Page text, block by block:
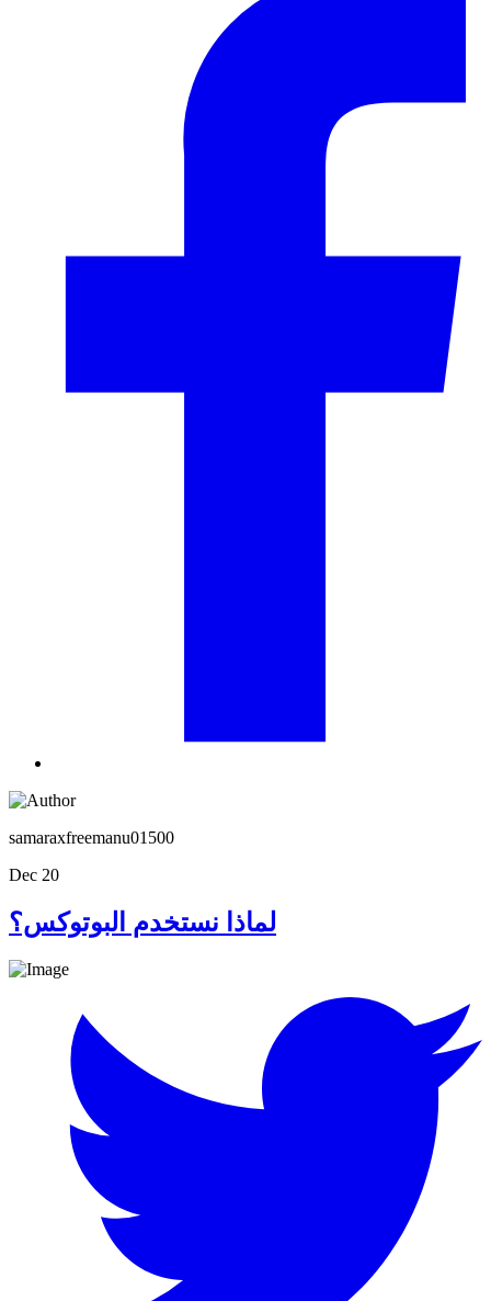
samaraxfreemanu01500
Dec 20
لماذا نستخدم البوتوكس؟